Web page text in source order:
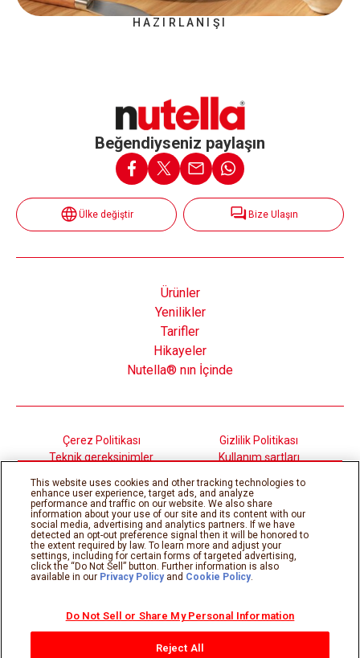
HAZIRLANIŞI
Beğendiyseniz paylaşın
Ülke değiştir Bize Ulaşın
Ürünler
Yenilikler
Tarifler
Hikayeler
Nutella® nın İçinde
©Ferrero 2026, tüm hakları saklıdır.
Çerez Politikası
Gizlilik Politikası
Teknik gereksinimler
Kullanım şartları
This website uses cookies and other tracking technologies to
enhance user experience, target ads, and analyze
performance and traffic on our website. We also share
information about your use of our site and its content with our
social media, advertising and analytics partners. If we have
detected an opt-out preference signal then it will be honored to
the extent required by law. To learn more and adjust your
settings, including for certain forms of targeted advertising,
click the “Do Not Sell” button. Further information is also
available in our Privacy Policyand Cookie Policy.
Do Not Sell or Share My Personal Information
Reject All